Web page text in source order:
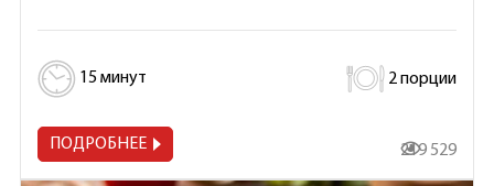
15 минут 2 порции
ПОДРОБНЕЕ 219 529